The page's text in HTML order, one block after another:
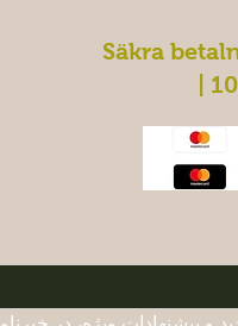
Säkra
|